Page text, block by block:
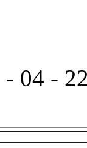
- 04 -